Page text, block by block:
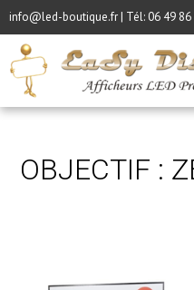
info@led-boutique.fr | Tél: 06 49 86
OBJECTIF :